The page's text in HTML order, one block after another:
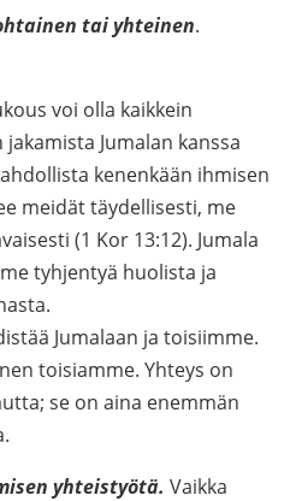
tai yhteinen.
voi olla kaikkein
Jumalan kanssa
kenenkään ihmisen
meidät täydellisesti, me
(1 Kor 13:12). Jumala
tyhjentyä huolista ja
Jumalaan ja toisiimme.
toisiamme. Yhteys on
se on aina enemmän
yhteistyötä. Vaikka